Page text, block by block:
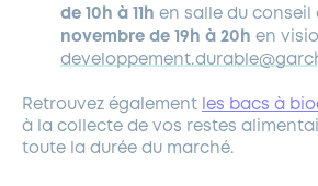
de 10h à 11h en salle du conseil
novembre de 19h à 20h en
Retrouvez également les bacs à
à la collecte de vos restes
toute la durée du marché.